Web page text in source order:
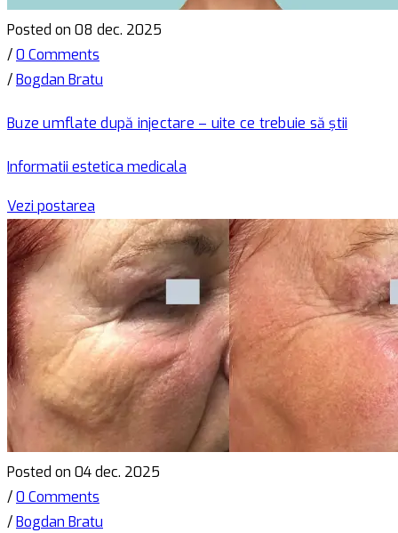
Posted on 08 dec. 2025
/0 Comments
/Bogdan Bratu
Buze umflate după injectare – uite ce trebuie să știi
Informatii estetica medicala
Vezi postarea
Posted on 04 dec. 2025
/0 Comments
/Bogdan Bratu